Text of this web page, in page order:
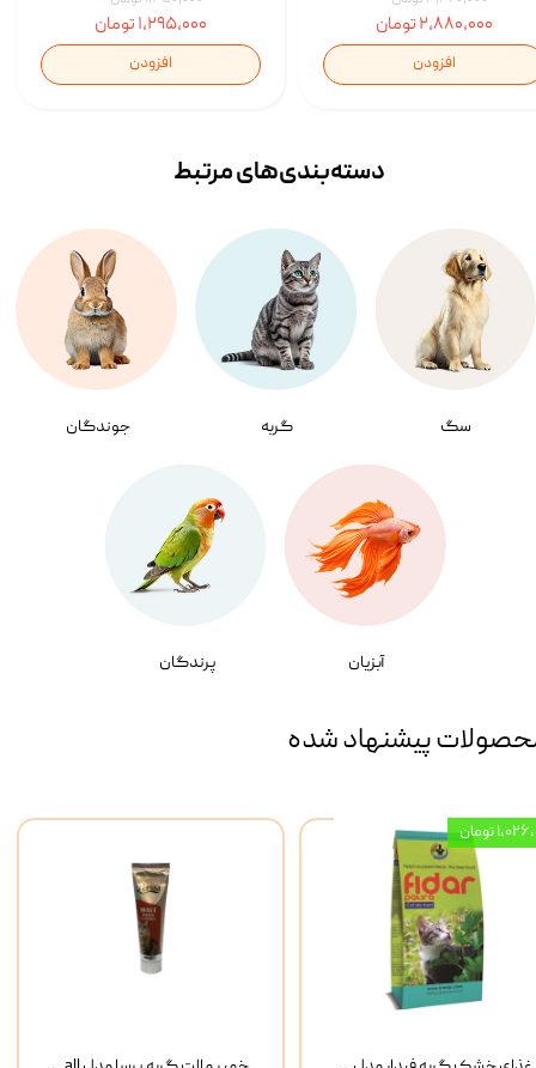
۱,۲۹۵,۰۰۰ تومان
افزودن
۲,۸۸۰,۰۰۰ تومان
افزودن
سگ گربه جوندگان
آبزیان پرندگان
دسته‌بندی‌‌های مرتبط
پیشنهاد شده
تومان